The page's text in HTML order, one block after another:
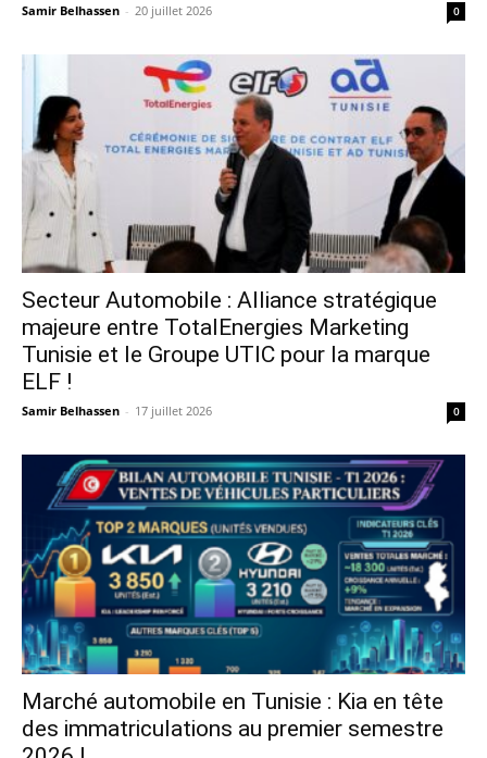
Samir Belhassen - 20 juillet 2026 0
Secteur Automobile : Alliance stratégique
majeure entre TotalEnergies Marketing
Tunisie et le Groupe UTIC pour la marque
ELF !
Samir Belhassen - 17 juillet 2026 0
Marché automobile en Tunisie : Kia en tête
des immatriculations au premier semestre